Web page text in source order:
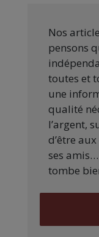
Nos
pensons
toutes et
une
qualité
l’argent,
d’être
ses
tombe